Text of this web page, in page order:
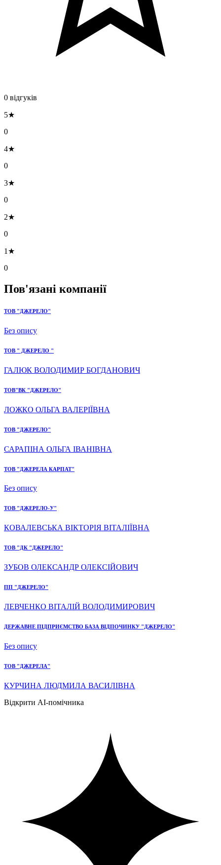
0 відгуків
5★
0
4★
0
3★
0
2★
0
1★
0
Пов'язані компанії
ТОВ "ДЖЕРЕЛО"
Без опису
ТОВ " ДЖЕРЕЛО "
ГАЛЮК ВОЛОДИМИР БОГДАНОВИЧ
ТОВ"ВК "ДЖЕРЕЛО"
ЛОЖКО ОЛЬГА ВАЛЕРІЇВНА
ТОВ "ДЖЕРЕЛО"
САРАПІНА ОЛЬГА ІВАНІВНА
ТОВ "ДЖЕРЕЛА КАРПАТ"
Без опису
ТОВ "ДЖЕРЕЛО-У"
КОВАЛЕВСЬКА ВІКТОРІЯ ВІТАЛІЇВНА
ТОВ "ДК "ДЖЕРЕЛО"
ЗУБОВ ОЛЕКСАНДР ОЛЕКСІЙОВИЧ
ПП "ДЖЕРЕЛО"
ЛЕВЧЕНКО ВІТАЛІЙ ВОЛОДИМИРОВИЧ
ДЕРЖАВНЕ ПІДПРИЄМСТВО БАЗА ВІДПОЧИНКУ "ДЖЕРЕЛО"
Без опису
ТОВ "ДЖЕРЕЛА"
КУРЧИНА ЛЮДМИЛА ВАСИЛІВНА
Відкрити AI-помічника